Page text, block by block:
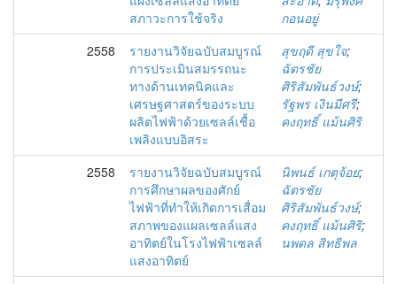
สภาวะการใช้จริง
กอนอยู่
2558
รายงานวิจัยฉบับสมบูรณ์
การประเมินสมรรถนะ
ทางด้านเทคนิคและ
เศรษฐศาสตร์ของระบบ
ผลิตไฟฟ้าด้วยเซลล์เชื้อ
เพลิงแบบอิสระ
สุขฤดี สุขใจ;
ฉัตรชัย
ศิริสัมพันธ์วงษ์;
รัฐพร เงินมีศรี;
คงฤทธิ์ แม้นศิริ
2558
รายงานวิจัยฉบับสมบูรณ์
การศึกษาผลของศักย์
ไฟฟ้าที่ทำให้เกิดการเสื่อม
สภาพของแผลเซลล์แสง
อาทิตย์ในโรงไฟฟ้าเซลล์
แสงอาทิตย์
นิพนธ์ เกตุจ้อย;
ฉัตรชัย
ศิริสัมพันธ์วงษ์;
คงฤทธิ์ แม้นศิริ;
นพดล สิทธิพล